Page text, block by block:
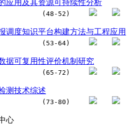
应用及其资源可持续性分析
(48-52)
调度知识平台构建方法与工程应用
(53-64)
据可复用性评价机制研究
(65-72)
测技术综述
(73-80)